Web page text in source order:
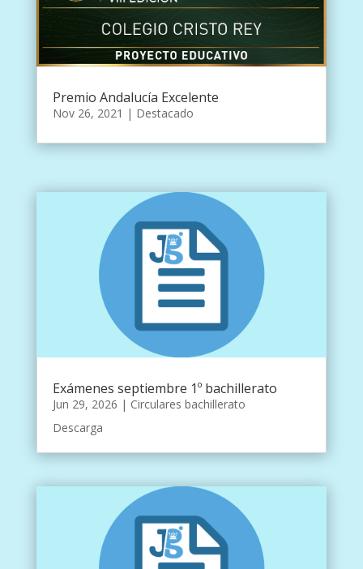
Premio Andalucía Excelente
Nov 26, 2021 | Destacado
Exámenes septiembre 1º bachillerato
Jun 29, 2026 | Circulares bachillerato
Descarga